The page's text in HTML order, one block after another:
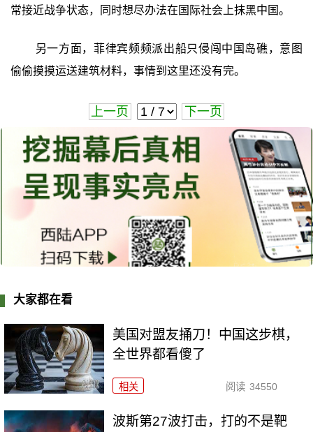
常接近战争状态，同时想尽办法在国际社会上抹黑中国。
另一方面，菲律宾频频派出船只侵闯中国岛礁，意图
偷偷摸摸运送建筑材料，事情到这里还没有完。
上一页 下一页
大家都在看
美国对盟友捅刀！中国这步棋，
全世界都看傻了
相关 阅读 34550
波斯第27波打击，打的不是靶